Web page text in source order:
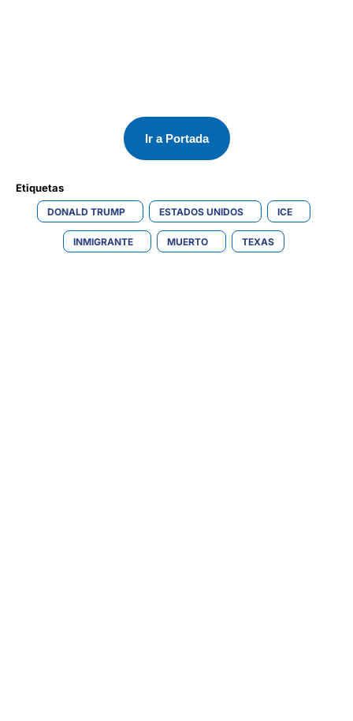
Ir a Portada
Etiquetas
DONALD TRUMP ESTADOS UNIDOS ICE
INMIGRANTE MUERTO TEXAS